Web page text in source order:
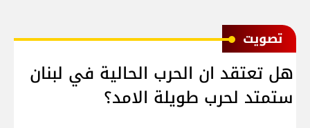
ﺗﺼﻮﻳﺖ
هل تعتقد ان الحرب الحالية في لبنان
ستمتد لحرب طويلة الامد؟